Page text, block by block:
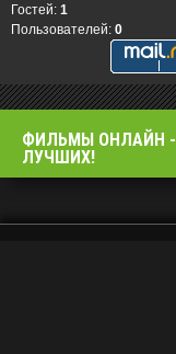
Гостей: 1
Пользователей: 0
ФИЛЬМЫ OНЛАЙН
ЛУЧШИХ!